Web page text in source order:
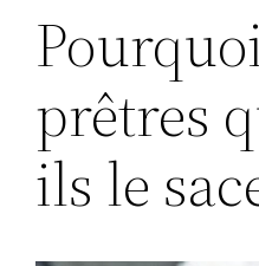
prêtres
ils le